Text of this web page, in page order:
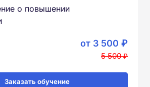
о повышении
от 3 500 ₽
5 500 ₽
Заказать обучение